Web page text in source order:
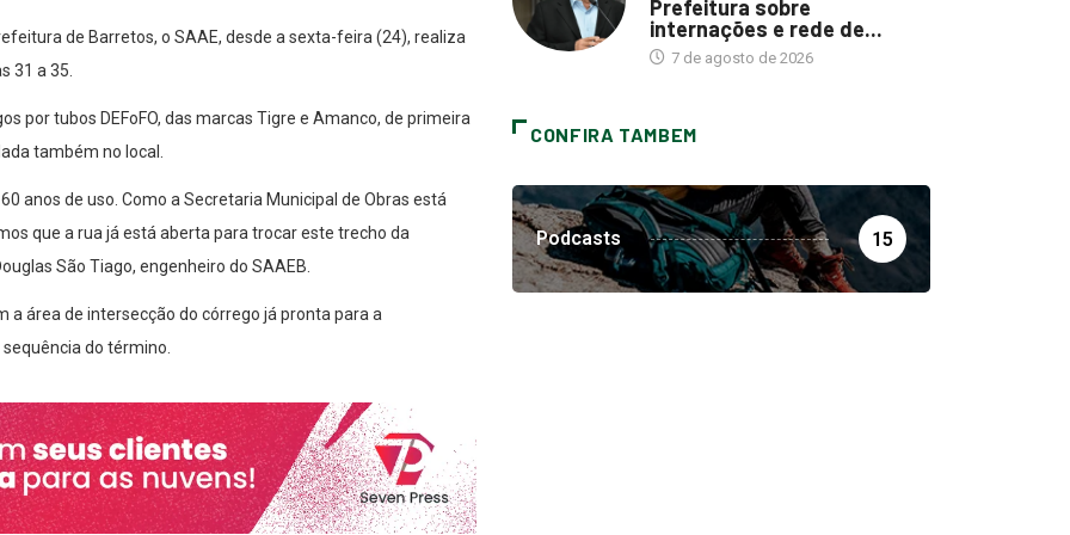
de Barretos, o SAAE, desde a sexta-feira (24), realiza
31 a 35.
por tubos DEFoFO, das marcas Tigre e Amanco, de primeira
também no local.
anos de uso. Como a Secretaria Municipal de Obras está
que a rua já está aberta para trocar este trecho da
São Tiago, engenheiro do SAAEB.
a área de intersecção do córrego já pronta para a
do término.
Prefeitura sobre
internações e rede de...
7 de agosto de 2026
CONFIRA TAMBEM
Podcasts 15